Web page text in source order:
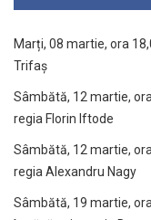
Marți, 08 martie, ora
Trifaș
Sâmbătă, 12 martie,
regia Florin Iftode
Sâmbătă, 12 martie,
regia Alexandru Nagy
Sâmbătă, 19 martie,